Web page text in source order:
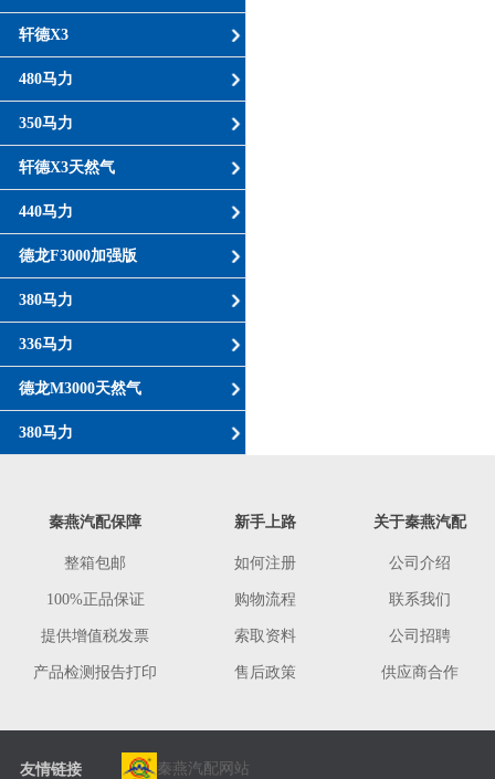
轩德X3
480马力
350马力
轩德X3天然气
440马力
德龙F3000加强版
380马力
336马力
德龙M3000天然气
380马力
秦燕汽配保障
整箱包邮
100%正品保证
提供增值税发票
产品检测报告打印
新手上路
如何注册
购物流程
索取资料
售后政策
关于秦燕汽配
公司介绍
联系我们
公司招聘
供应商合作
友情链接 秦燕汽配网站